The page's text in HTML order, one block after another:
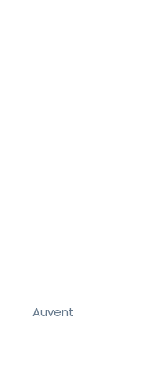
Auvent